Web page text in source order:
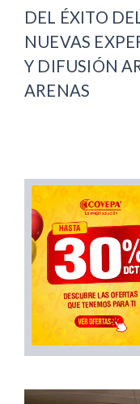
DEL ÉXITO
NUEVAS
Y DIFUSIÓN
ARENAS